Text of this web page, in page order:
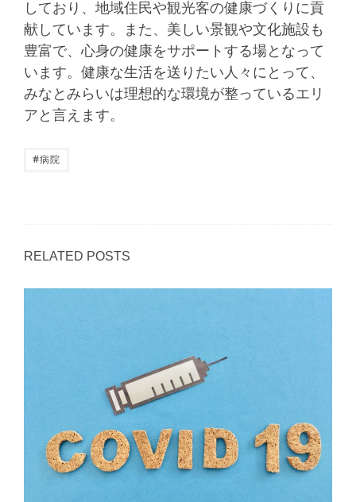
しており、地域住民や観光客の健康づくりに貢
献しています。また、美しい景観や文化施設も
豊富で、心身の健康をサポートする場となって
います。健康な生活を送りたい人々にとって、
みなとみらいは理想的な環境が整っているエリ
アと言えます。
#病院
RELATED POSTS